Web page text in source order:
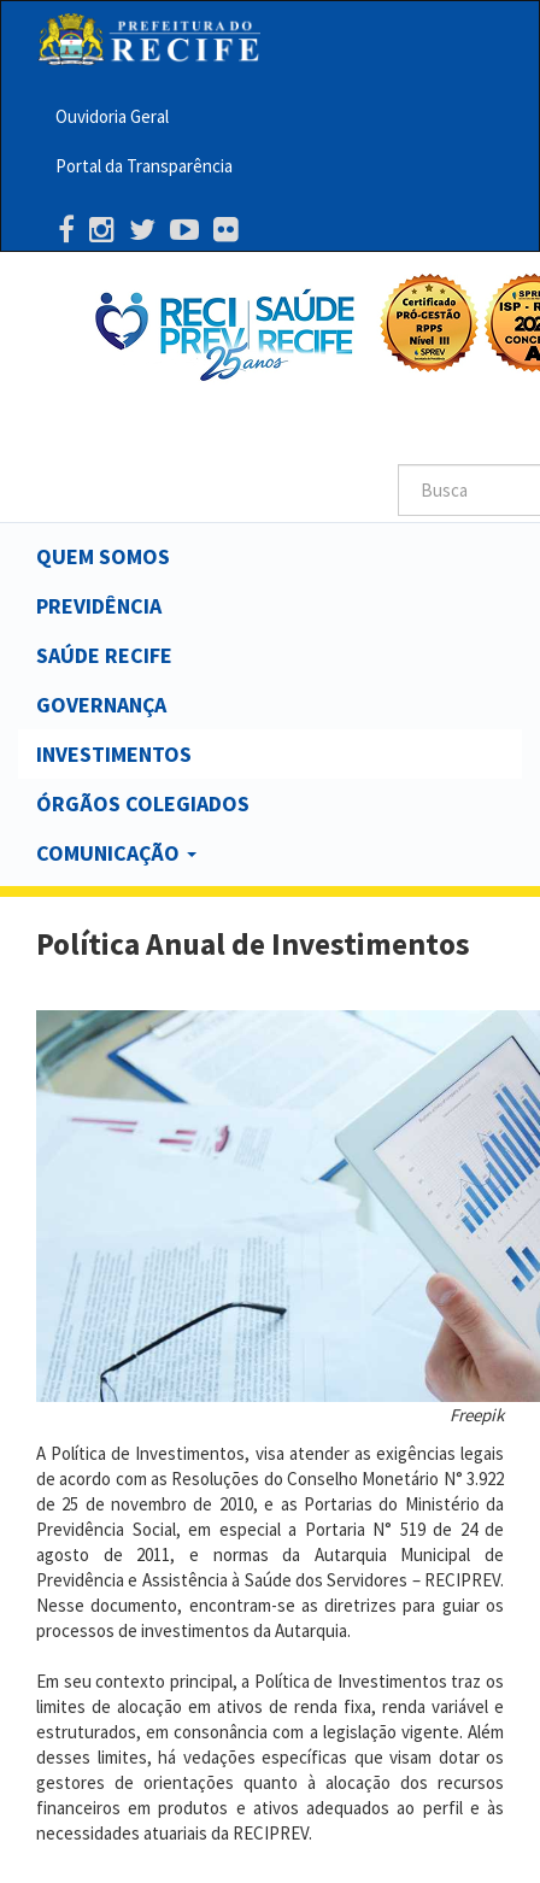
principalMenu
Barra
Topo
PCR
Ouvidoria Geral
Portal da Transparência
Buscar
Main
navigation
QUEM SOMOS
PREVIDÊNCIA
SAÚDE RECIFE
GOVERNANÇA
INVESTIMENTOS
ÓRGÃOS COLEGIADOS
COMUNICAÇÃO
Política Anual de Investimentos
Freepik
A Política de Investimentos, visa atender as exigências legais
de acordo com as Resoluções do Conselho Monetário N° 3.922
de 25 de novembro de 2010, e as Portarias do Ministério da
Previdência Social, em especial a Portaria N° 519 de 24 de
agosto de 2011, e normas da Autarquia Municipal de
Previdência e Assistência à Saúde dos Servidores – RECIPREV.
Nesse documento, encontram-se as diretrizes para guiar os
processos de investimentos da Autarquia.
Em seu contexto principal, a Política de Investimentos traz os
limites de alocação em ativos de renda fixa, renda variável e
estruturados, em consonância com a legislação vigente. Além
desses limites, há vedações específicas que visam dotar os
gestores de orientações quanto à alocação dos recursos
financeiros em produtos e ativos adequados ao perfil e às
necessidades atuariais da RECIPREV.